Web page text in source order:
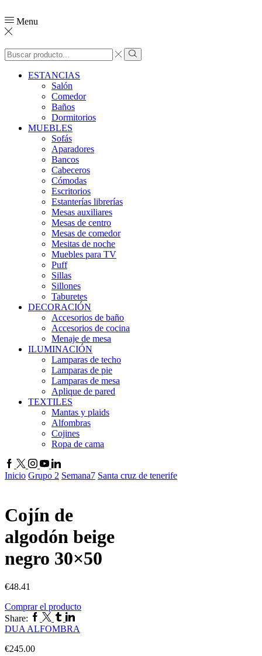
Menu
ESTANCIAS
Salón
Comedor
Baños
Dormitorios
MUEBLES
Sofás
Aparadores
Bancos
Cabeceros
Cómodas
Escritorios
Estanterías librerías
Mesas auxiliares
Mesas de centro
Mesas de comedor
Mesitas de noche
Muebles para TV
Puff
Sillas
Sillones
Taburetes
DECORACIÓN
Accesorios de baño
Accesorios de cocina
Menaje de mesa
ILUMINACIÓN
Lamparas de techo
Lamparas de pie
Lamparas de mesa
Aplique de pared
TEXTILES
Mantas y plaids
Alfombras
Cojines
Ropa de cama
Inicio Grupo 2 Semana7 Santa cruz de tenerife
Cojín de
algodón beige
negro 30×50
€48.41
Comprar el producto
Share:
DUA ALFOMBRA
€245.00